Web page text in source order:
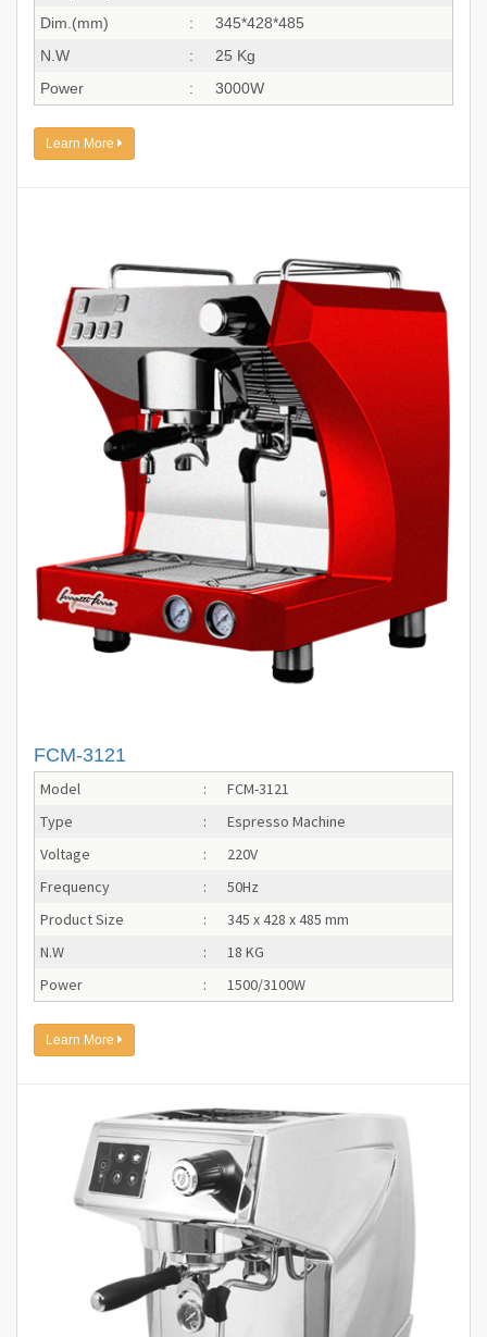
Dim.(mm)
:
345*428*485
N.W
:
25 Kg
Power
: 3000W
Learn More
FCM-3121
Model :
FCM-3121
Type
:
Espresso Machine
Voltage
:
220V
Frequency
:
50Hz
Product Size
:
345 x 428 x 485 mm
N.W
:
18 KG
Power
: 1500/3100W
Learn More